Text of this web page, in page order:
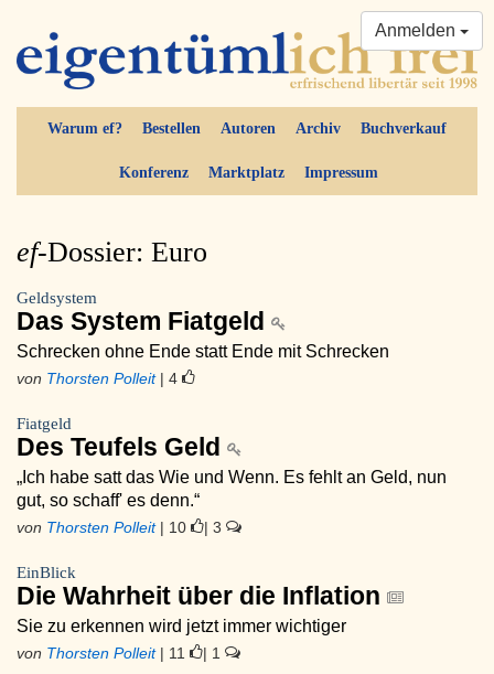
Warum ef? Bestellen Autoren Archiv Buchverkauf
Konferenz Marktplatz Impressum
Anmelden
ef-Dossier: Euro
Geldsystem
Das System Fiatgeld
Schrecken ohne Ende statt Ende mit Schrecken
von Thorsten Polleit| 4
Fiatgeld
Des Teufels Geld
„Ich habe satt das Wie und Wenn. Es fehlt an Geld, nun
gut, so schaff' es denn.“
von Thorsten Polleit| 10 | 3
EinBlick
Die Wahrheit über die Inflation
Sie zu erkennen wird jetzt immer wichtiger
von Thorsten Polleit| 11 | 1